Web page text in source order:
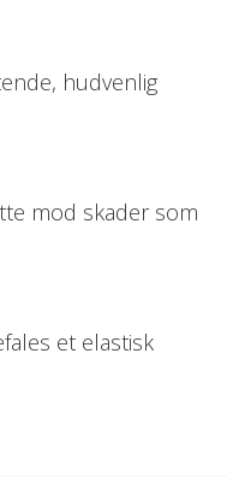
hudvenlig
mod skader som
et elastisk